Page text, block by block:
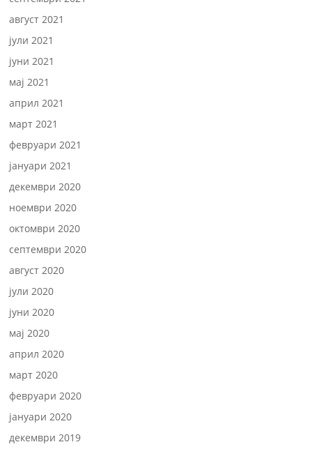
август 2021
јули 2021
јуни 2021
мај 2021
април 2021
март 2021
февруари 2021
јануари 2021
декември 2020
ноември 2020
октомври 2020
септември 2020
август 2020
јули 2020
јуни 2020
мај 2020
април 2020
март 2020
февруари 2020
јануари 2020
декември 2019